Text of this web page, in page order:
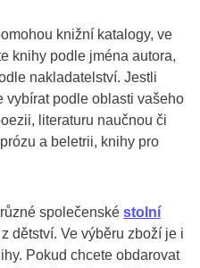
knižní katalogy, ve
knihy podle jména autora,
nakladatelství. Jestli
vybírat podle oblasti vašeho
literaturu naučnou či
a beletrii, knihy pro
společenské stolní
dětství. Ve výběru zboží je i
Pokud chcete obdarovat